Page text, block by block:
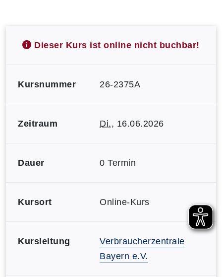
Dieser Kurs ist online nicht buchbar!
Kursnummer 26-2375A
Zeitraum Di., 16.06.2026
Dauer 0 Termin
Kursort Online-Kurs
Kursleitung
Verbraucherzentrale
Bayern e.V.